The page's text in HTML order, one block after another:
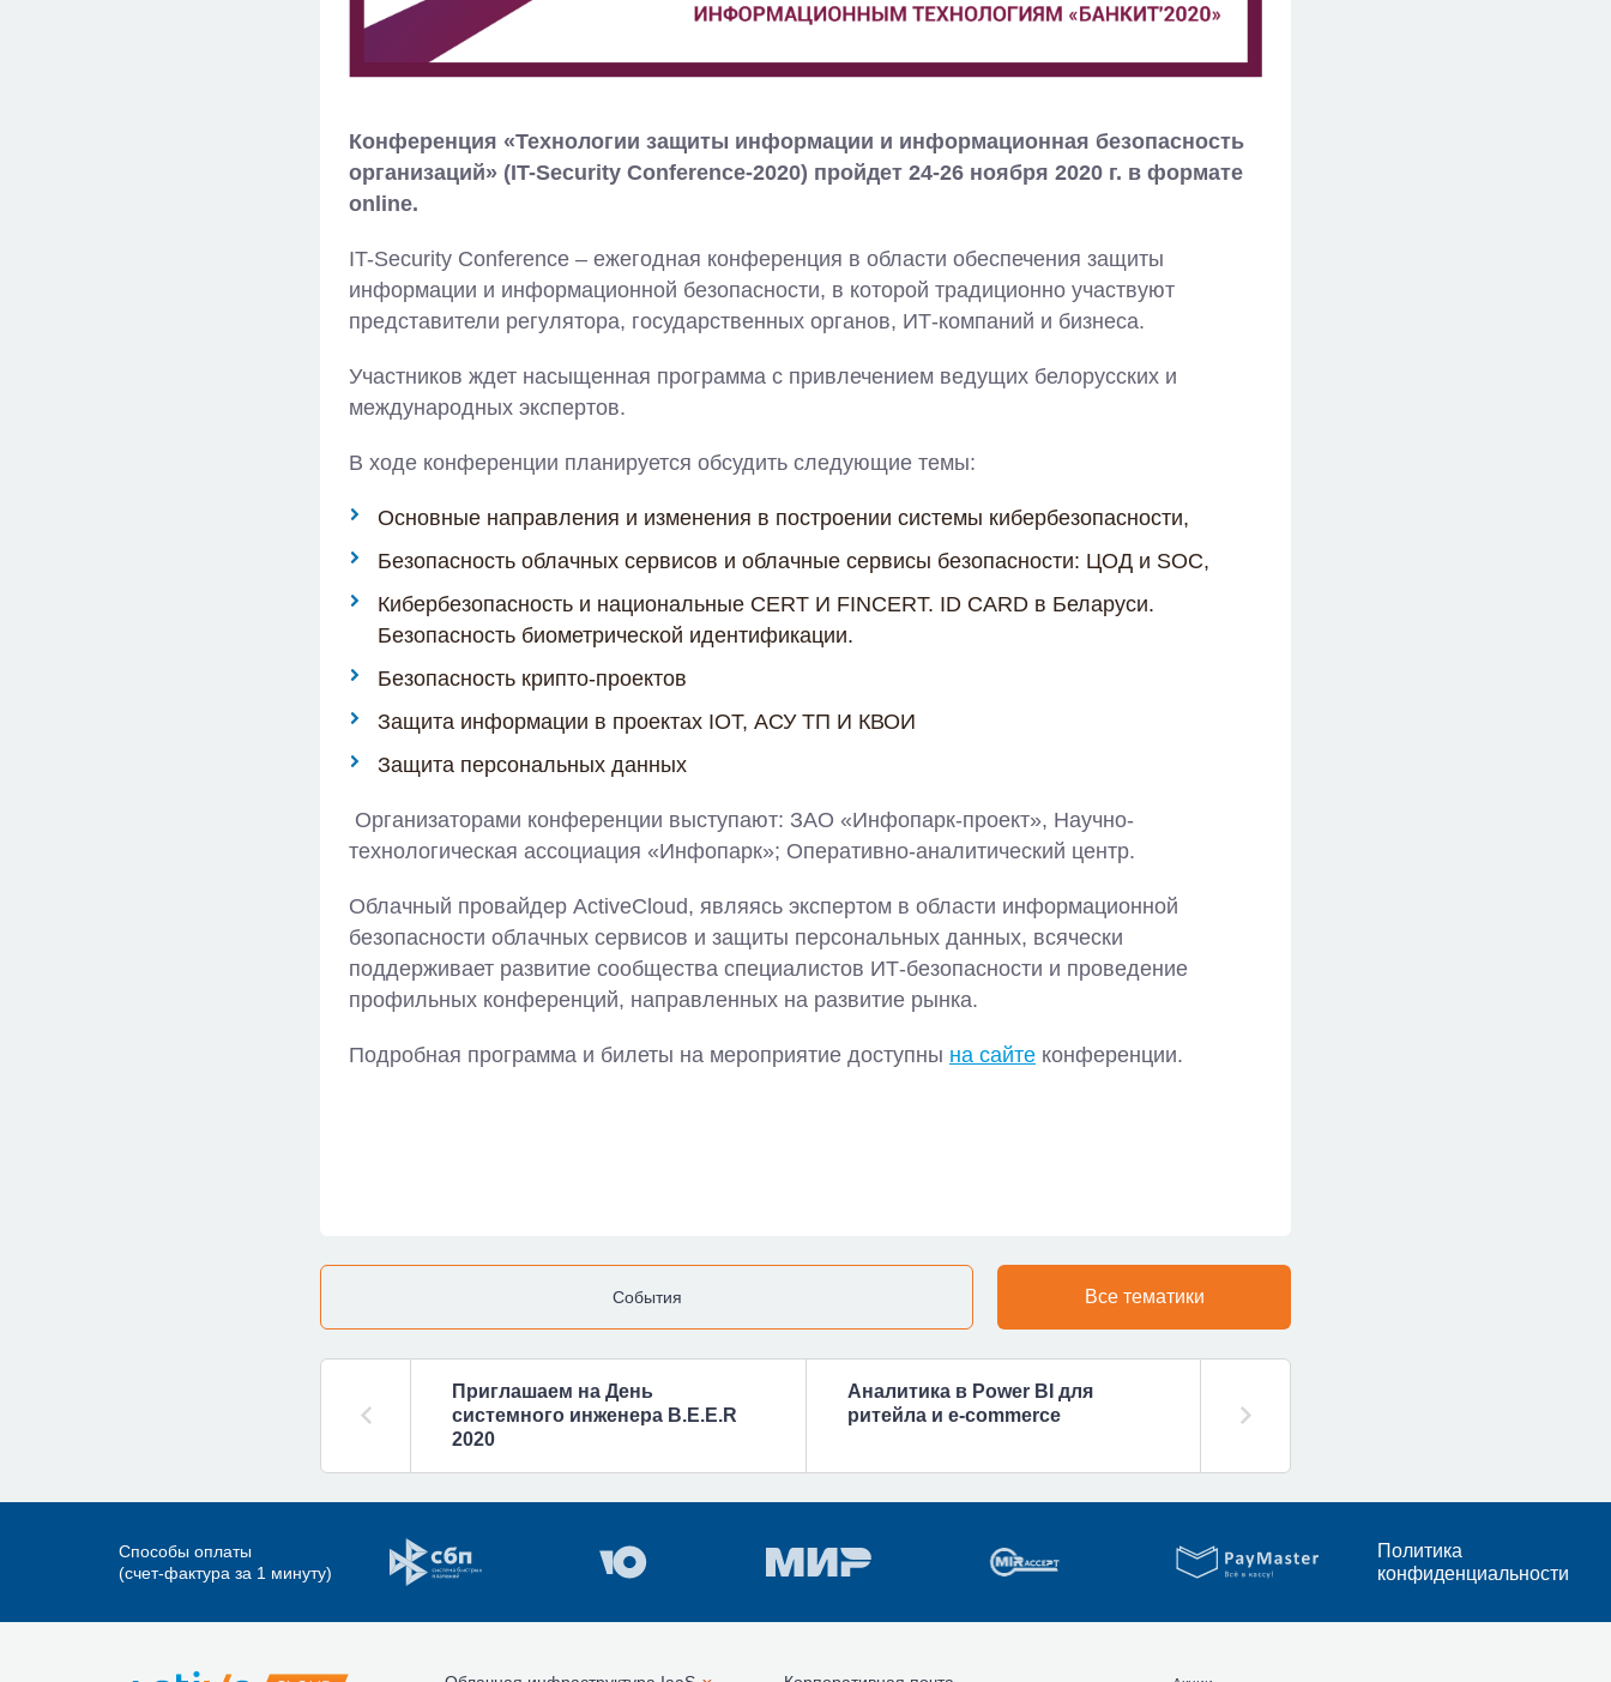
Конференция «Технологии защиты информации и информационная безопасность
организаций» (IT-Security Conference-2020) пройдет 24-26 ноября 2020 г. в формате
online.
IT-Security Conference – ежегодная конференция в области обеспечения защиты
информации и информационной безопасности, в которой традиционно участвуют
представители регулятора, государственных органов, ИТ-компаний и бизнеса.
Участников ждет насыщенная программа с привлечением ведущих белорусских и
международных экспертов.
В ходе конференции планируется обсудить следующие темы:
Основные направления и изменения в построении системы кибербезопасности,
Безопасность облачных сервисов и облачные сервисы безопасности: ЦОД и SOC,
Кибербезопасность и национальные CERT И FINCERT. ID CARD в Беларуси.
Безопасность биометрической идентификации.
Безопасность крипто-проектов
Защита информации в проектах IOT, АСУ ТП И КВОИ
Защита персональных данных
Организаторами конференции выступают: ЗАО «Инфопарк-проект», Научно-
технологическая ассоциация «Инфопарк»; Оперативно-аналитический центр.
Облачный провайдер ActiveCloud, являясь экспертом в области информационной
безопасности облачных сервисов и защиты персональных данных, всячески
поддерживает развитие сообщества специалистов ИТ-безопасности и проведение
профильных конференций, направленных на развитие рынка.
Подробная программа и билеты на мероприятие доступны на сайте конференции.
События Все тематики
Приглашаем на День
системного инженера B.E.E.R
2020
Аналитика в Power BI для
ритейла и e-commerce
Способы оплаты
(счет-фактура за 1 минуту)
Политика
конфиденциальности